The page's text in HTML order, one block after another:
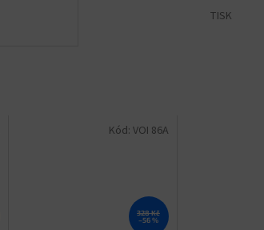
TISK
328 Kč
–56 %
Kód: VOI 86A